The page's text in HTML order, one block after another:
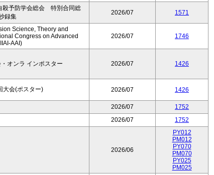
殺予防学会総会 特別合同総
録集
2026/07 1571
Science, Theory and
Congress on Advanced
AAI)
2026/07 1746
オンラ インポスター 2026/07 1426
大会(ポスター) 2026/07 1426
2026/07
1752
2026/07 1752
2026/06
PY012
PM012
PY070
PM070
PY025
PM025